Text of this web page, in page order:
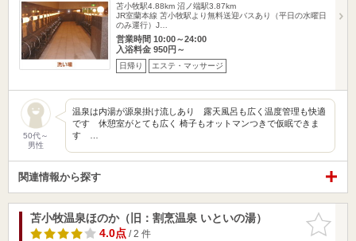
苫小牧駅4.88km 沼ノ端駅3.87km
JR室蘭本線 苫小牧駅より無料送迎バスあり（平日の水曜日
のみ運行）J…
営業時間 10:00～24:00
入浴料金 950円～
日帰り エステ・マッサージ
50代～
男性
温泉は内湯が源泉掛け流しあり 露天風呂も広く温度管理も快適
です 休憩室がとても広く 椅子もオットマンつきで仮眠できま
す …
関連情報から探す
お気に入
りに追加
苫小牧温泉ほのか（旧：割烹温泉 いといの湯）
4.0点/ 2 件